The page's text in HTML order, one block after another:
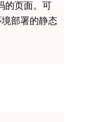
的页面。可
部署的静态